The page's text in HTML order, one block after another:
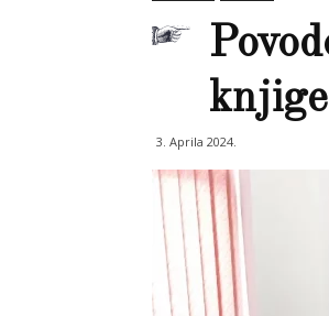
3. Aprila 2024.